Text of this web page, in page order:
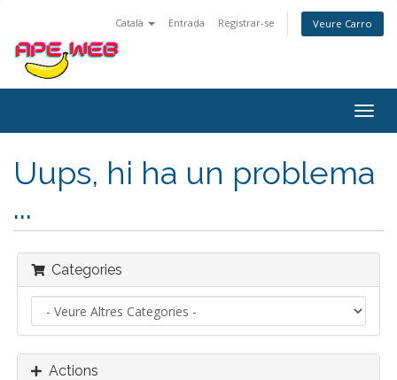
Català Entrada Registrar-se Veure Carro
Uups, hi ha un problema
...
Categories
Actions